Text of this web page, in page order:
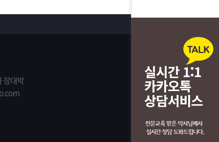
장대박